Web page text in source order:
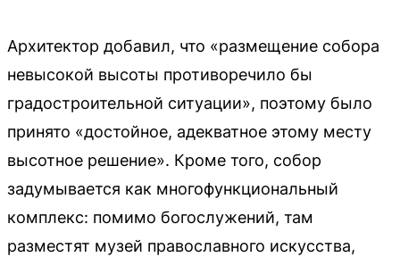
Архитектор добавил, что «размещение собора
невысокой высоты противоречило бы
градостроительной ситуации», поэтому было
принято «достойное, адекватное этому месту
высотное решение». Кроме того, собор
задумывается как многофункциональный
комплекс: помимо богослужений, там
разместят музей православного искусства,